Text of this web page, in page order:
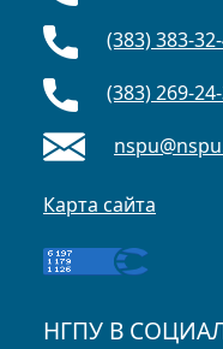
(383) 383-
(383) 269-
Карта сайта
НГПУ В